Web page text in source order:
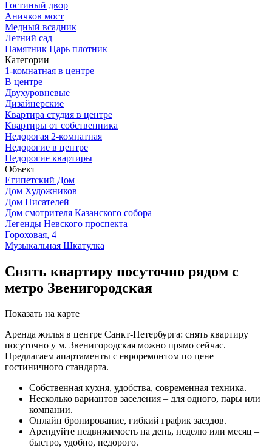
Гостиный двор
Аничков мост
Медный всадник
Летний сад
Памятник Царь плотник
Категории
1-комнатная в центре
В центре
Двухуровневые
Дизайнерские
Квартира студия в центре
Квартиры от собственника
Недорогая 2-комнатная
Недорогие в центре
Недорогие квартиры
Объект
Египетский Дом
Дом Художников
Дом Писателей
Дом смотрителя Казанского собора
Легенды Невского проспекта
Гороховая, 4
Музыкальная Шкатулка
Снять квартиру посуточно рядом с
метро Звенигородская
Показать на карте
Аренда жилья в центре Санкт-Петербурга: снять квартиру
посуточно у м. Звенигородская можно прямо сейчас.
Предлагаем апартаменты с евроремонтом по цене
гостиничного стандарта.
Собственная кухня, удобства, современная техника.
Несколько вариантов заселения – для одного, пары или
компании.
Онлайн бронирование, гибкий график заездов.
Арендуйте недвижимость на день, неделю или месяц –
быстро, удобно, недорого.